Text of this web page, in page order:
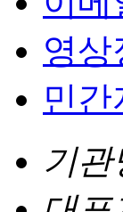
영상
민간
기관